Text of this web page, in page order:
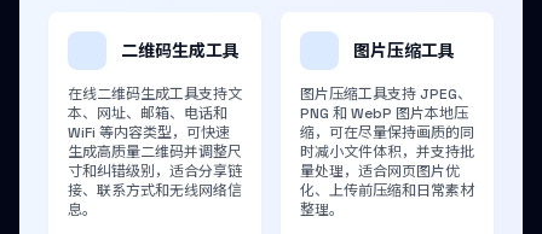
二维码生成工具
在线二维码生成工具支持文
本、网址、邮箱、电话和
WiFi 等内容类型，可快速
生成高质量二维码并调整尺
寸和纠错级别，适合分享链
接、联系方式和无线网络信
息。
图片压缩工具
图片压缩工具支持 JPEG、
PNG 和 WebP 图片本地压
缩，可在尽量保持画质的同
时减小文件体积，并支持批
量处理，适合网页图片优
化、上传前压缩和日常素材
整理。